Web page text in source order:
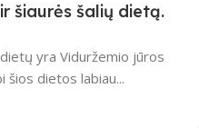
šiaurės šalių dietą.
yra Viduržemio jūros
šios dietos labiau...